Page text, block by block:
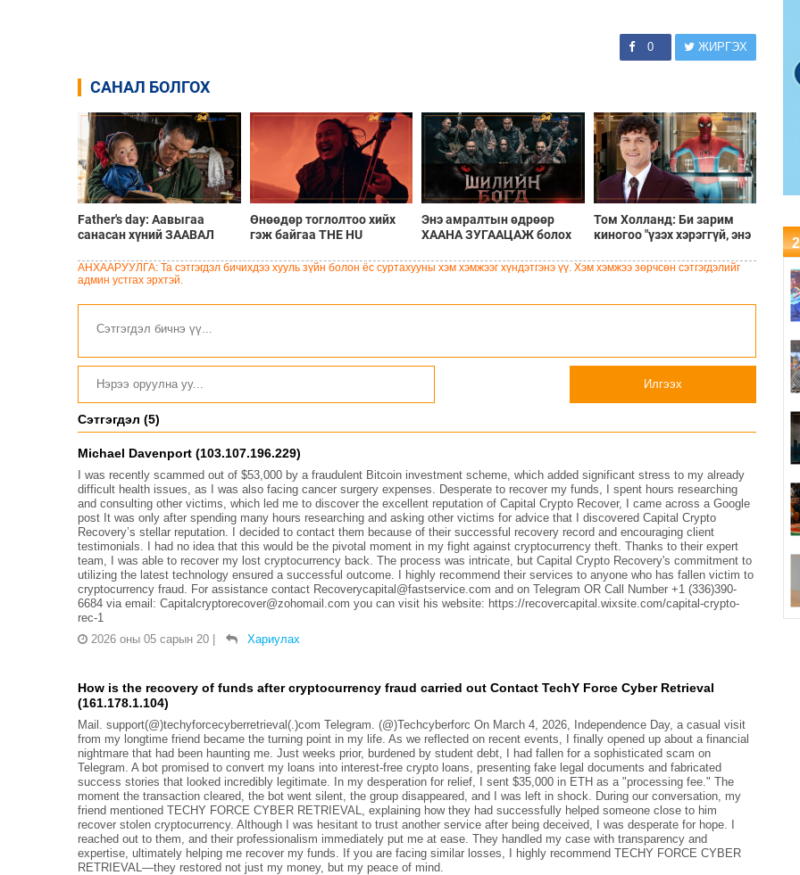
0 ЖИРГЭХ
САНАЛ БОЛГОХ
Father's day: Аавыгаа
санасан хүний ЗААВАЛ
Өнөөдөр тоглолтоо хийх
гэж байгаа THE HU
дуу
Энэ амралтын өдрөөр
ХААНА ЗУГААЦАЖ болох
Том Холланд: Би зарим
киногоо "үзэх хэрэггүй, энэ
гэж хэлмээр санагддаг
АНХААРУУЛГА: Та сэтгэгдэл бичихдээ хууль зүйн болон ёс суртахууны хэм хэмжээг хүндэтгэнэ үү. Хэм хэмжээ зөрчсөн сэтгэгдэлийг
админ устгах эрхтэй.
Илгээх
Сэтгэгдэл (5)
Michael Davenport (103.107.196.229)
I was recently scammed out of $53,000 by a fraudulent Bitcoin investment scheme, which added significant stress to my already
difficult health issues, as I was also facing cancer surgery expenses. Desperate to recover my funds, I spent hours researching
and consulting other victims, which led me to discover the excellent reputation of Capital Crypto Recover, I came across a Google
post It was only after spending many hours researching and asking other victims for advice that I discovered Capital Crypto
Recovery’s stellar reputation. I decided to contact them because of their successful recovery record and encouraging client
testimonials. I had no idea that this would be the pivotal moment in my fight against cryptocurrency theft. Thanks to their expert
team, I was able to recover my lost cryptocurrency back. The process was intricate, but Capital Crypto Recovery's commitment to
utilizing the latest technology ensured a successful outcome. I highly recommend their services to anyone who has fallen victim to
cryptocurrency fraud. For assistance contact Recoverycapital@fastservice.com and on Telegram OR Call Number +1 (336)390-
6684 via email: Capitalcryptorecover@zohomail.com you can visit his website: https://recovercapital.wixsite.com/capital-crypto-
rec-1
2026 оны 05 сарын 20
Хариулах
How is the recovery of funds after cryptocurrency fraud carried out Contact TechY Force Cyber Retrieval
(161.178.1.104)
Mail. support(@)techyforcecyberretrieval(.)com Telegram. (@)Techcyberforc On March 4, 2026, Independence Day, a casual visit
from my longtime friend became the turning point in my life. As we reflected on recent events, I finally opened up about a financial
nightmare that had been haunting me. Just weeks prior, burdened by student debt, I had fallen for a sophisticated scam on
Telegram. A bot promised to convert my loans into interest-free crypto loans, presenting fake legal documents and fabricated
success stories that looked incredibly legitimate. In my desperation for relief, I sent $35,000 in ETH as a "processing fee." The
moment the transaction cleared, the bot went silent, the group disappeared, and I was left in shock. During our conversation, my
friend mentioned TECHY FORCE CYBER RETRIEVAL, explaining how they had successfully helped someone close to him
recover stolen cryptocurrency. Although I was hesitant to trust another service after being deceived, I was desperate for hope. I
reached out to them, and their professionalism immediately put me at ease. They handled my case with transparency and
expertise, ultimately helping me recover my funds. If you are facing similar losses, I highly recommend TECHY FORCE CYBER
RETRIEVAL—they restored not just my money, but my peace of mind.